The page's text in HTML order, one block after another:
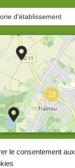
le consentement aux
23